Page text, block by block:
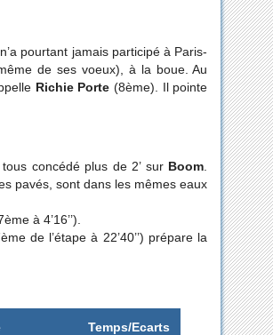
pourtant jamais participé à Paris-
de ses voeux), à la boue. Au
Richie Porte (8ème). Il pointe
concédé plus de 2’ sur Boom
pavés, sont dans les mêmes eaux
à 4’16’’).
de l’étape à 22’40’’) prépare la
Temps/Ecarts